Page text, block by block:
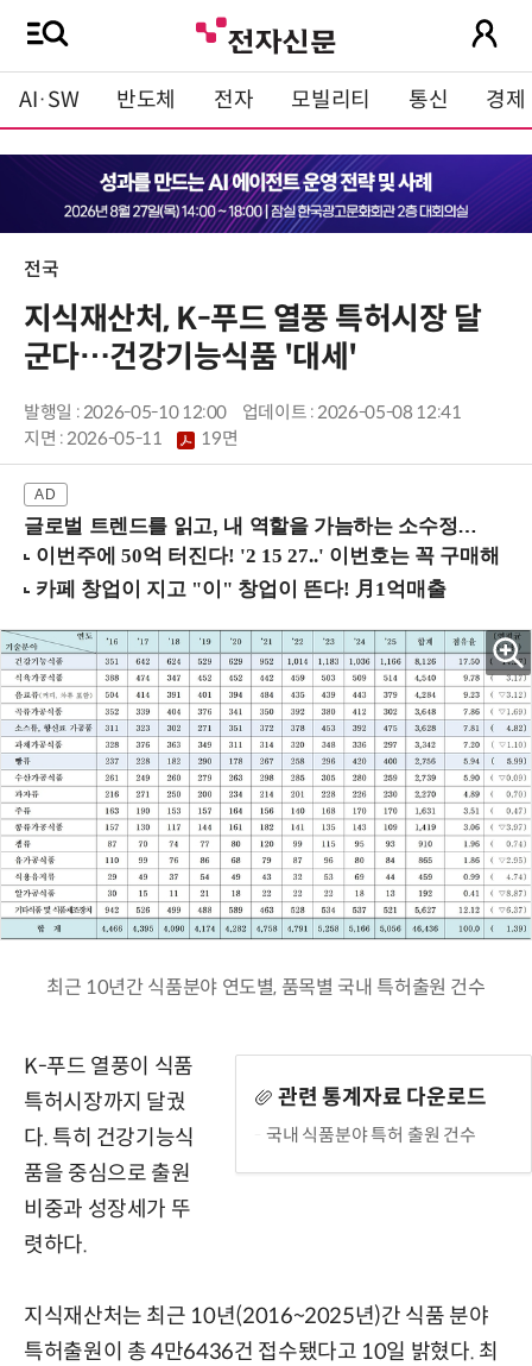
AI·SW 반도체 전자 모빌리티 통신 경제
전국
지식재산처, K-푸드 열풍 특허시장 달
군다…건강기능식품 '대세'
발행일 : 2026-05-10 12:00
업데이트 : 2026-05-08 12:41
지면 :2026-05-11 19면
글로벌 트렌드를 읽고, 내 역할을 가늠하는 소수정예 실습 워크숍 (8/28 신논현역)
최근 10년간 식품분야 연도별, 품목별 국내 특허출원 건수
관련 통계자료 다운로드
국내 식품분야 특허 출원 건수
K-푸드 열풍이 식품
특허시장까지 달궜
다. 특히 건강기능식
품을 중심으로 출원
비중과 성장세가 뚜
렷하다.
지식재산처는 최근 10년(2016~2025년)간 식품 분야
특허출원이 총 4만6436건 접수됐다고 10일 밝혔다. 최